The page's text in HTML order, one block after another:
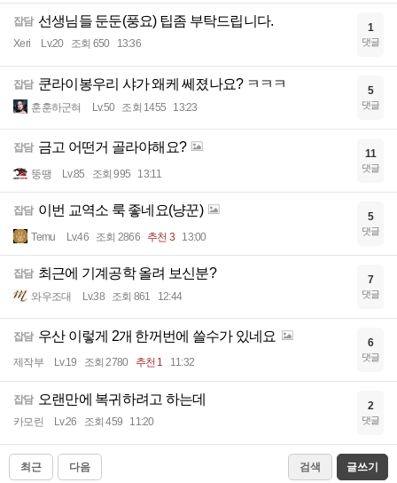
잡담 선생님들 둔둔(풍요) 팁좀 부탁드립니다.
Xeri Lv.20 조회 650 13:36
1
댓글
잡담 쿤라이봉우리 샤가 왜케 쎄졌나요? ㅋㅋㅋ
훈훈하군혀 Lv.50 조회 1455 13:23
5
댓글
잡담 금고 어떤거 골라야해요?
뚱땡 Lv.85 조회 995 13:11
11
댓글
잡담 이번 교역소 룩 좋네요(냥꾼)
Temu Lv.46 조회 2866 추천 3 13:00
5
댓글
잡담 최근에 기계공학 올려 보신분?
와우조대 Lv.38 조회 861 12:44
7
댓글
잡담 우산 이렇게 2개 한꺼번에 쓸수가 있네요
제작부 Lv.19 조회 2780 추천 1 11:32
6
댓글
잡담 오랜만에 복귀하려고 하는데
카모린 Lv.26 조회 459 11:20
2
댓글
최근 다음 검색 글쓰기